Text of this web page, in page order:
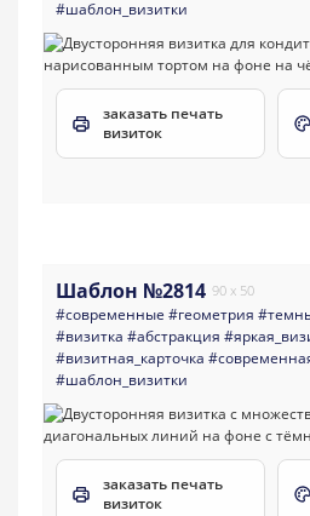
#шаблон_визитки
заказать печать
визиток
Шаблон №2814 90 x 50
#современные #геометрия
#визитка #абстракция
#визитная_карточка
#шаблон_визитки
заказать печать
визиток